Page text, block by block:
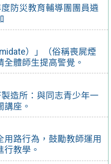
防災教育輔導團團員遴
）」（俗稱喪屍煙
體師生提高警覺。
造所：與同志青少年一
座。
路行為，鼓勵教師運用
教學。